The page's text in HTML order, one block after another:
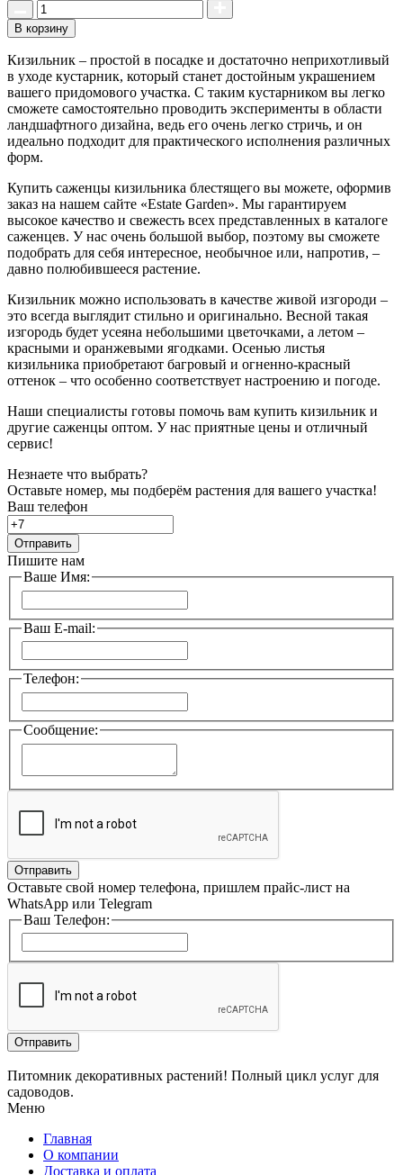
В корзину
Кизильник – простой в посадке и достаточно неприхотливый
в уходе кустарник, который станет достойным украшением
вашего придомового участка. С таким кустарником вы легко
сможете самостоятельно проводить эксперименты в области
ландшафтного дизайна, ведь его очень легко стричь, и он
идеально подходит для практического исполнения различных
форм.
Купить саженцы кизильника блестящего вы можете, оформив
заказ на нашем сайте «Estate Garden». Мы гарантируем
высокое качество и свежесть всех представленных в каталоге
саженцев. У нас очень большой выбор, поэтому вы сможете
подобрать для себя интересное, необычное или, напротив, –
давно полюбившееся растение.
Кизильник можно использовать в качестве живой изгороди –
это всегда выглядит стильно и оригинально. Весной такая
изгородь будет усеяна небольшими цветочками, а летом –
красными и оранжевыми ягодками. Осенью листья
кизильника приобретают багровый и огненно-красный
оттенок – что особенно соответствует настроению и погоде.
Наши специалисты готовы помочь вам купить кизильник и
другие саженцы оптом. У нас приятные цены и отличный
сервис!
Незнаете что выбрать?
Оставьте номер, мы подберём растения для вашего участка!
Ваш телефон
Отправить
Пишите нам
Ваше Имя:
Ваш E-mail:
Телефон:
Сообщение:
Отправить
Оставьте свой номер телефона, пришлем прайс-лист на
WhatsApp или Telegram
Ваш Телефон:
Отправить
Питомник декоративных растений! Полный цикл услуг для
садоводов.
Меню
Главная
О компании
Доставка и оплата